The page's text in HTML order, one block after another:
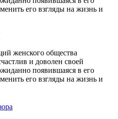
его взгляды на жизнь и
женского общества
и доволен своей
появившаяся в его
его взгляды на жизнь и